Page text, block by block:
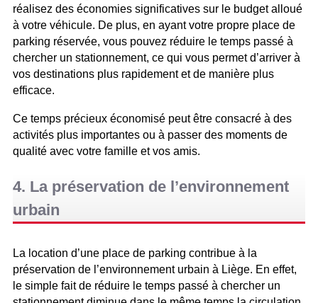
réalisez des économies significatives sur le budget alloué
à votre véhicule. De plus, en ayant votre propre place de
parking réservée, vous pouvez réduire le temps passé à
chercher un stationnement, ce qui vous permet d’arriver à
vos destinations plus rapidement et de manière plus
efficace.
Ce temps précieux économisé peut être consacré à des
activités plus importantes ou à passer des moments de
qualité avec votre famille et vos amis.
4. La préservation de l’environnement
urbain
La location d’une place de parking contribue à la
préservation de l’environnement urbain à Liège. En effet,
le simple fait de réduire le temps passé à chercher un